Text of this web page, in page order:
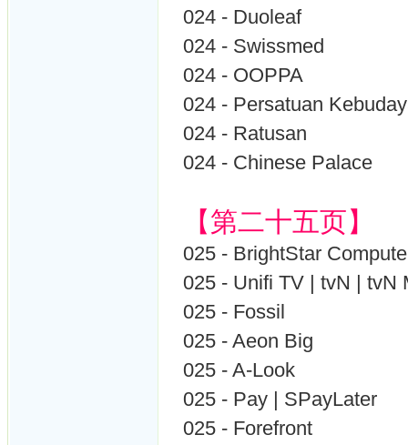
024 - Duoleaf
024 - Swissmed
024 - OOPPA
024 - Persatuan
024 - Ratusan
024 - Chinese Palace
【第二十五页】
025 - BrightStar
025 - Unifi TV | tvN | tvN
025 - Fossil
025 - Aeon Big
025 - A-Look
025 - Pay | SPayLater
025 - Forefront